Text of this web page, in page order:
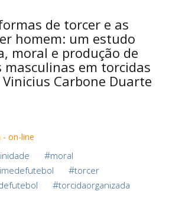
de torcer e as
homem: um estudo
moral e produção de
masculinas em torcidas
Carbone Duarte
- on-line
#moral
#torcer
#torcidaorganizada